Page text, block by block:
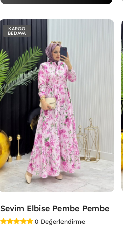
KARGO
BEDAVA
Sevim Elbise Pembe Pembe
0 Değerlendirme